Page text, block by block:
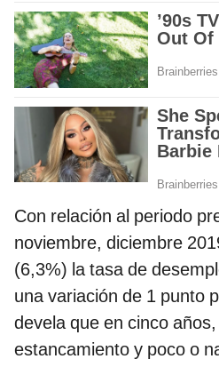
Con relación al periodo
noviembre, diciembre
(6,3%) la tasa de
una variación de 1 punto
devela que en cinco
estancamiento y poco o